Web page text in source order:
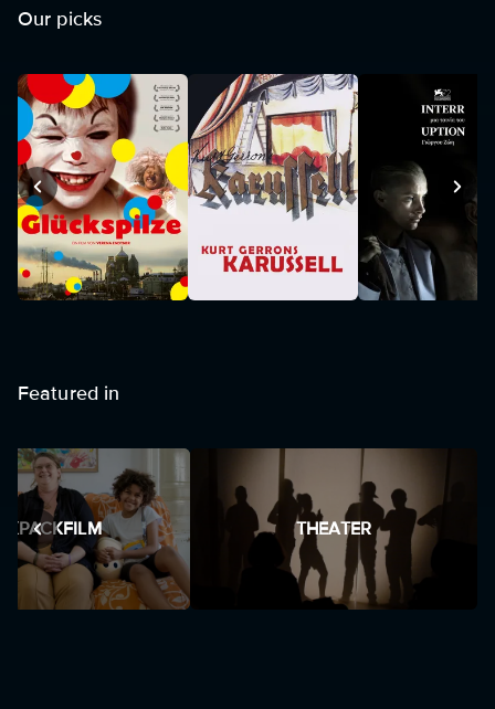
Our picks
Featured in
THEATER